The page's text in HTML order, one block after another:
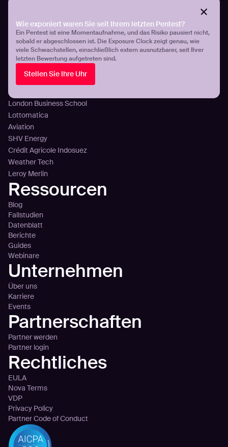
Wie exponiert waren Sie seit Ihrem letzten Pentest?
Ein Pentest ist eine Momentaufnahme, und das Risiko pausiert nicht,
sobald er abgeschlossen ist. Die Exposure Clock zeigt genau, wie
viele Schwachstellen, einschließlich extern ausnutzbarer, seit Ihrer
letzten Bewertung aufgetreten sind.
Stellen Sie Ihre Uhr
Integration
Kunden
Aroma360
Breeze Airways
Crédit Agricole Personal Finance & Mobility
London Business School
Lottomatica
Aviation
SHV Energy
Crédit Agricole Indosuez
Weather Tech
Leroy Merlin
Ressourcen
Blog
Fallstudien
Datenblatt
Berichte
Guides
Webinare
Unternehmen
Über uns
Karriere
Events
Partnerschaften
Partner werden
Partner login
Rechtliches
EULA
Nova Terms
VDP
Privacy Policy
Partner Code of Conduct